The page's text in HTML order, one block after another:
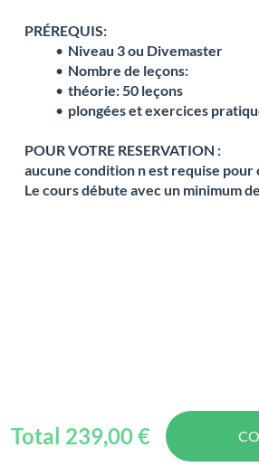
PRÉREQUIS:
Niveau 3 ou Divemaster
Nombre de leçons:
théorie: 50 leçons
plongées et exercices
POUR VOTRE RESERVATION :
aucune condition n est requise pour
Le cours débute avec un minimum
Total 239,00 €